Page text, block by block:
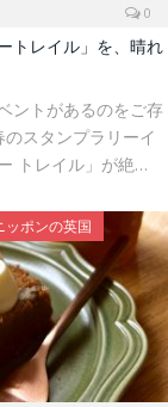
0
トレイル」を、晴れ
ントがあるのをご存
スタンプラリーイ
トレイル」が絶…
ポンの英国